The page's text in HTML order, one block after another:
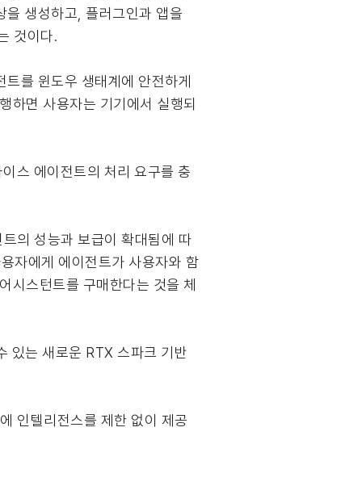
생성하고, 플러그인과 앱을
것이다.
를 윈도우 생태계에 안전하게
하면 사용자는 기기에서 실행되
스 에이전트의 처리 요구를 충
의 성능과 보급이 확대됨에 따
자에게 에이전트가 사용자와 함
시스턴트를 구매한다는 것을 체
있는 새로운 RTX 스파크 기반
인텔리전스를 제한 없이 제공